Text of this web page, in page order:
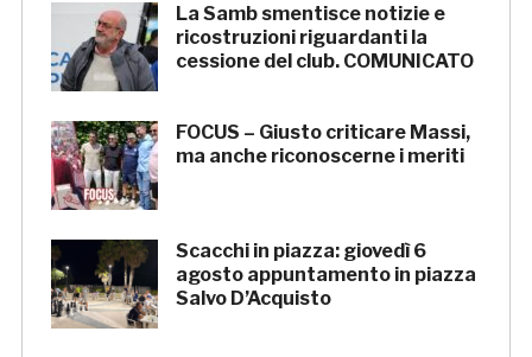
La Samb smentisce notizie e
ricostruzioni riguardanti la
cessione del club. COMUNICATO
FOCUS – Giusto criticare Massi,
ma anche riconoscerne i meriti
Scacchi in piazza: giovedì 6
agosto appuntamento in piazza
Salvo D’Acquisto